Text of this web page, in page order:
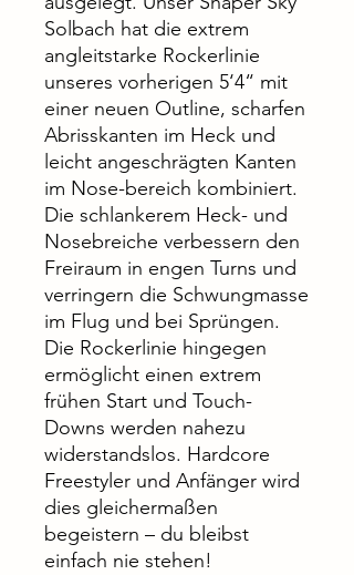
Solbach hat die extrem
angleitstarke Rockerlinie
unseres vorherigen 5‘4“ mit
einer neuen Outline, scharfen
Abrisskanten im Heck und
leicht angeschrägten Kanten
im Nose-bereich kombiniert.
Die schlankerem Heck- und
Nosebreiche verbessern den
Freiraum in engen Turns und
verringern die Schwungmasse
im Flug und bei Sprüngen.
Die Rockerlinie hingegen
ermöglicht einen extrem
frühen Start und Touch-
Downs werden nahezu
widerstandslos. Hardcore
Freestyler und Anfänger wird
dies gleichermaßen
begeistern – du bleibst
einfach nie stehen!